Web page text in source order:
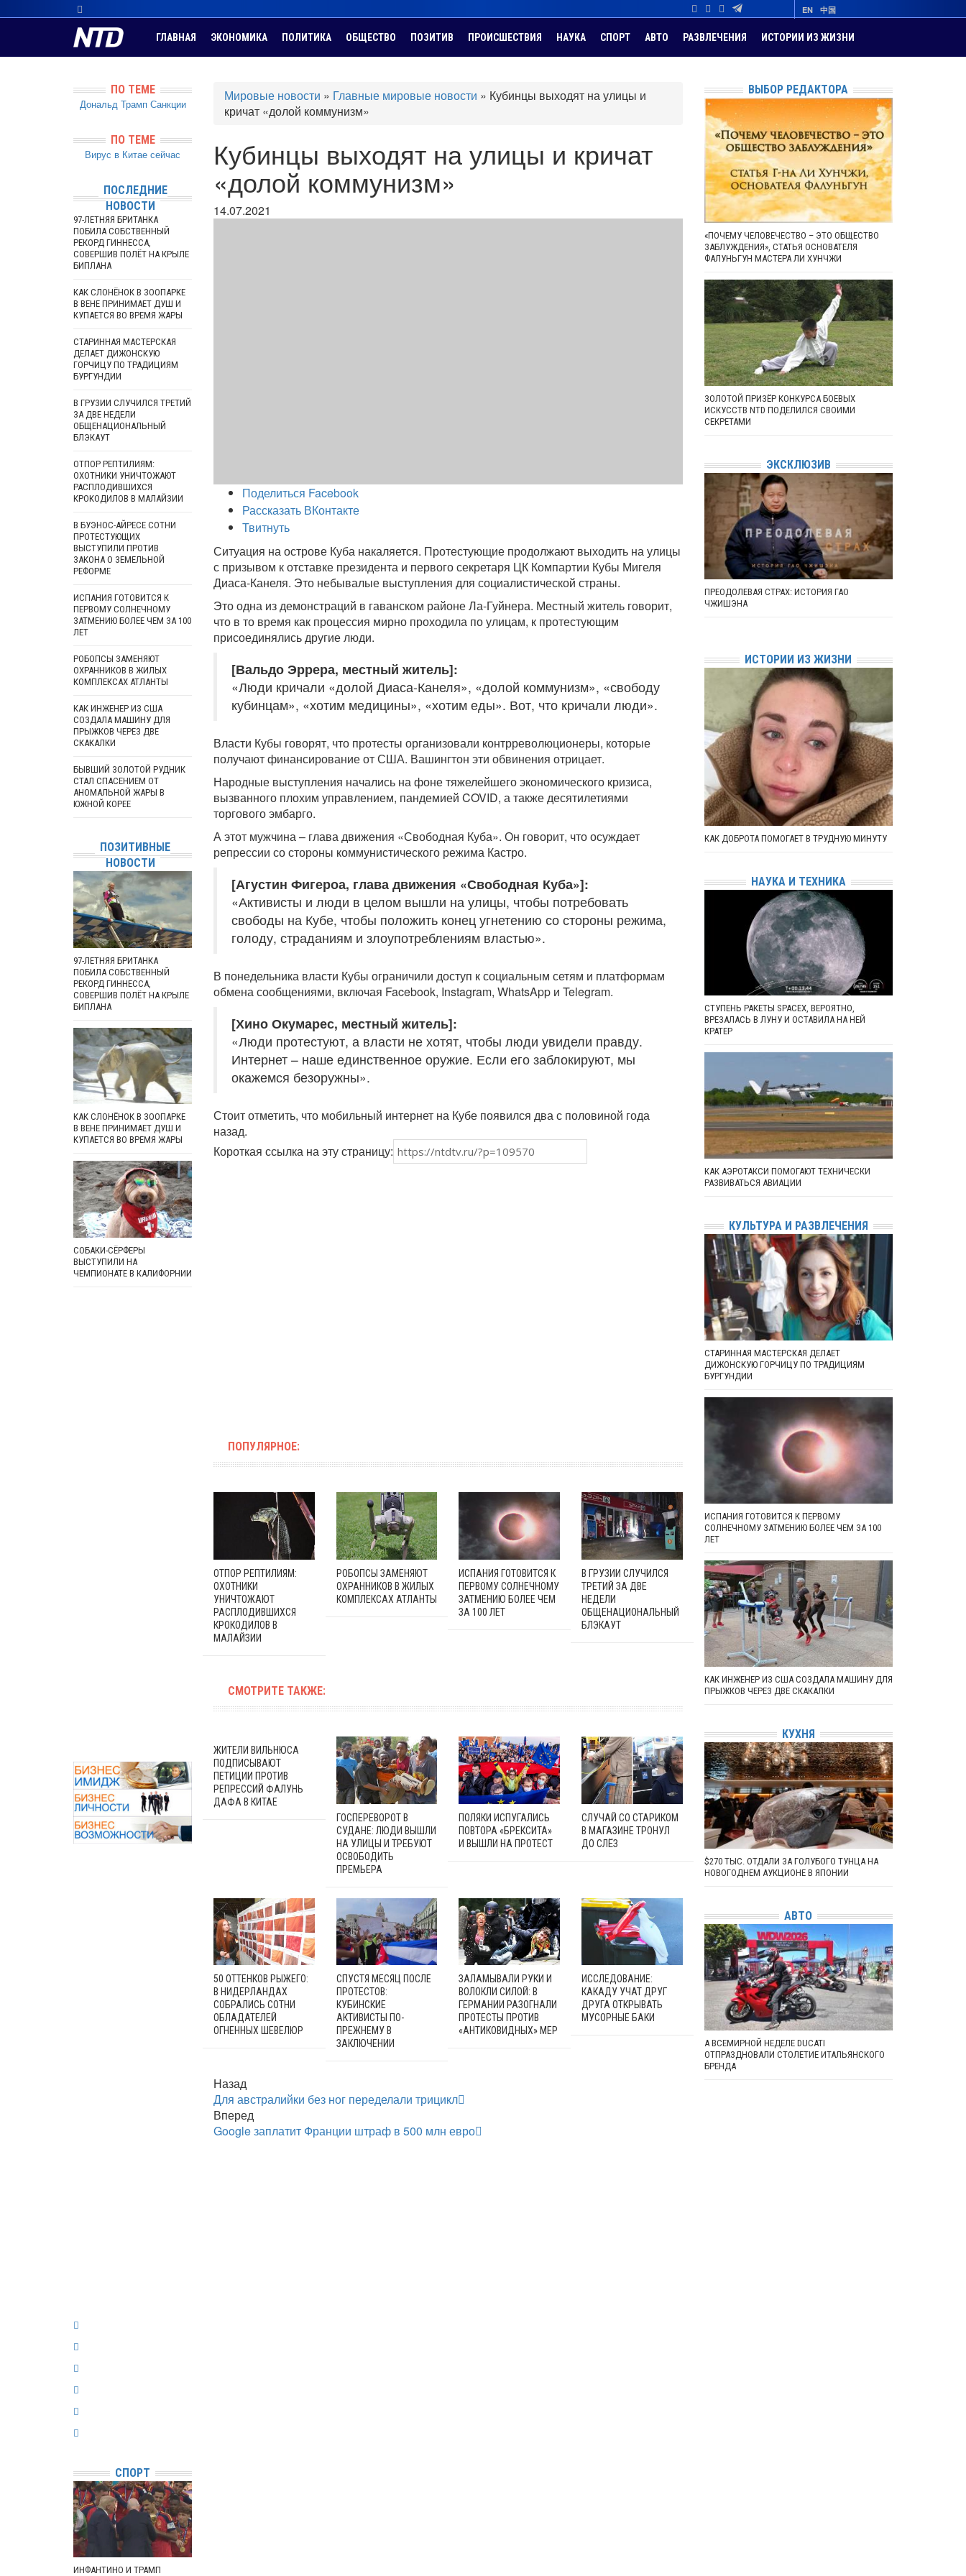
EN 中国
ГЛАВНАЯ ЭКОНОМИКА ПОЛИТИКА ОБЩЕСТВО ПОЗИТИВ ПРОИСШЕСТВИЯ НАУКА СПОРТ АВТО РАЗВЛЕЧЕНИЯ ИСТОРИИ ИЗ ЖИЗНИ
Мировые новости » Главные мировые новости » Кубинцы выходят на улицы и
кричат «долой коммунизм»
Кубинцы выходят на улицы и кричат
«долой коммунизм»
14.07.2021
Поделиться Facebook
Рассказать ВКонтакте
Твитнуть
Ситуация на острове Куба накаляется. Протестующие продолжают выходить на улицы
с призывом к отставке президента и первого секретаря ЦК Компартии Кубы Мигеля
Диаса-Канеля. Это небывалые выступления для социалистической страны.
Это одна из демонстраций в гаванском районе Ла-Гуйнера. Местный житель говорит,
что в то время как процессия мирно проходила по улицам, к протестующим
присоединялись другие люди.
[Вальдо Эррера, местный житель]:
«Люди кричали «долой Диаса-Канеля», «долой коммунизм», «свободу
кубинцам», «хотим медицины», «хотим еды». Вот, что кричали люди».
Власти Кубы говорят, что протесты организовали контрреволюционеры, которые
получают финансирование от США. Вашингтон эти обвинения отрицает.
Народные выступления начались на фоне тяжелейшего экономического кризиса,
вызванного плохим управлением, пандемией COVID, а также десятилетиями
торгового эмбарго.
А этот мужчина – глава движения «Свободная Куба». Он говорит, что осуждает
репрессии со стороны коммунистического режима Кастро.
[Агустин Фигероа, глава движения «Свободная Куба»]:
«Активисты и люди в целом вышли на улицы, чтобы потребовать
свободы на Кубе, чтобы положить конец угнетению со стороны режима,
голоду, страданиям и злоупотреблениям властью».
В понедельника власти Кубы ограничили доступ к социальным сетям и платформам
обмена сообщениями, включая Facebook, Instagram, WhatsApp и Telegram.
[Хино Окумарес, местный житель]:
«Люди протестуют, а власти не хотят, чтобы люди увидели правду.
Интернет – наше единственное оружие. Если его заблокируют, мы
окажемся безоружны».
Стоит отметить, что мобильный интернет на Кубе появился два с половиной года
назад.
Короткая ссылка на эту страницу:
ПОПУЛЯРНОЕ:
ОТПОР РЕПТИЛИЯМ:
ОХОТНИКИ
УНИЧТОЖАЮТ
РАСПЛОДИВШИХСЯ
КРОКОДИЛОВ В
МАЛАЙЗИИ
РОБОПСЫ ЗАМЕНЯЮТ
ОХРАННИКОВ В ЖИЛЫХ
КОМПЛЕКСАХ АТЛАНТЫ
ИСПАНИЯ ГОТОВИТСЯ К
ПЕРВОМУ СОЛНЕЧНОМУ
ЗАТМЕНИЮ БОЛЕЕ ЧЕМ
ЗА 100 ЛЕТ
В ГРУЗИИ СЛУЧИЛСЯ
ТРЕТИЙ ЗА ДВЕ
НЕДЕЛИ
ОБЩЕНАЦИОНАЛЬНЫЙ
БЛЭКАУТ
СМОТРИТЕ ТАКЖЕ:
ЖИТЕЛИ ВИЛЬНЮСА
ПОДПИСЫВАЮТ
ПЕТИЦИИ ПРОТИВ
РЕПРЕССИЙ ФАЛУНЬ
ДАФА В КИТАЕ
ГОСПЕРЕВОРОТ В
СУДАНЕ: ЛЮДИ ВЫШЛИ
НА УЛИЦЫ И ТРЕБУЮТ
ОСВОБОДИТЬ
ПРЕМЬЕРА
ПОЛЯКИ ИСПУГАЛИСЬ
ПОВТОРА «БРЕКСИТА»
И ВЫШЛИ НА ПРОТЕСТ
СЛУЧАЙ СО СТАРИКОМ
В МАГАЗИНЕ ТРОНУЛ
ДО СЛЁЗ
50 ОТТЕНКОВ РЫЖЕГО:
В НИДЕРЛАНДАХ
СОБРАЛИСЬ СОТНИ
ОБЛАДАТЕЛЕЙ
ОГНЕННЫХ ШЕВЕЛЮР
СПУСТЯ МЕСЯЦ ПОСЛЕ
ПРОТЕСТОВ:
КУБИНСКИЕ
АКТИВИСТЫ ПО-
ПРЕЖНЕМУ В
ЗАКЛЮЧЕНИИ
ЗАЛАМЫВАЛИ РУКИ И
ВОЛОКЛИ СИЛОЙ: В
ГЕРМАНИИ РАЗОГНАЛИ
ПРОТЕСТЫ ПРОТИВ
«АНТИКОВИДНЫХ» МЕР
ИССЛЕДОВАНИЕ:
КАКАДУ УЧАТ ДРУГ
ДРУГА ОТКРЫВАТЬ
МУСОРНЫЕ БАКИ
Назад
Для австралийки без ног переделали трицикл
Вперед
Google заплатит Франции штраф в 500 млн евро
ПО ТЕМЕ
Дональд Трамп Санкции
ПО ТЕМЕ
Вирус в Китае сейчас
ПОСЛЕДНИЕ
НОВОСТИ
97-ЛЕТНЯЯ БРИТАНКА
ПОБИЛА СОБСТВЕННЫЙ
РЕКОРД ГИННЕССА,
СОВЕРШИВ ПОЛЁТ НА КРЫЛЕ
БИПЛАНА
КАК СЛОНЁНОК В ЗООПАРКЕ
В ВЕНЕ ПРИНИМАЕТ ДУШ И
КУПАЕТСЯ ВО ВРЕМЯ ЖАРЫ
СТАРИННАЯ МАСТЕРСКАЯ
ДЕЛАЕТ ДИЖОНСКУЮ
ГОРЧИЦУ ПО ТРАДИЦИЯМ
БУРГУНДИИ
В ГРУЗИИ СЛУЧИЛСЯ ТРЕТИЙ
ЗА ДВЕ НЕДЕЛИ
ОБЩЕНАЦИОНАЛЬНЫЙ
БЛЭКАУТ
ОТПОР РЕПТИЛИЯМ:
ОХОТНИКИ УНИЧТОЖАЮТ
РАСПЛОДИВШИХСЯ
КРОКОДИЛОВ В МАЛАЙЗИИ
В БУЭНОС-АЙРЕСЕ СОТНИ
ПРОТЕСТУЮЩИХ
ВЫСТУПИЛИ ПРОТИВ
ЗАКОНА О ЗЕМЕЛЬНОЙ
РЕФОРМЕ
ИСПАНИЯ ГОТОВИТСЯ К
ПЕРВОМУ СОЛНЕЧНОМУ
ЗАТМЕНИЮ БОЛЕЕ ЧЕМ ЗА 100
ЛЕТ
РОБОПСЫ ЗАМЕНЯЮТ
ОХРАННИКОВ В ЖИЛЫХ
КОМПЛЕКСАХ АТЛАНТЫ
КАК ИНЖЕНЕР ИЗ США
СОЗДАЛА МАШИНУ ДЛЯ
ПРЫЖКОВ ЧЕРЕЗ ДВЕ
СКАКАЛКИ
БЫВШИЙ ЗОЛОТОЙ РУДНИК
СТАЛ СПАСЕНИЕМ ОТ
АНОМАЛЬНОЙ ЖАРЫ В
ЮЖНОЙ КОРЕЕ
ПОЗИТИВНЫЕ
НОВОСТИ
97-ЛЕТНЯЯ БРИТАНКА
ПОБИЛА СОБСТВЕННЫЙ
РЕКОРД ГИННЕССА,
СОВЕРШИВ ПОЛЁТ НА КРЫЛЕ
БИПЛАНА
КАК СЛОНЁНОК В ЗООПАРКЕ
В ВЕНЕ ПРИНИМАЕТ ДУШ И
КУПАЕТСЯ ВО ВРЕМЯ ЖАРЫ
СОБАКИ-СЁРФЕРЫ
ВЫСТУПИЛИ НА
ЧЕМПИОНАТЕ В КАЛИФОРНИИ
СПОРТ
ИНФАНТИНО И ТРАМП
ВЫБОР РЕДАКТОРА
«ПОЧЕМУ ЧЕЛОВЕЧЕСТВО – ЭТО ОБЩЕСТВО
ЗАБЛУЖДЕНИЯ», СТАТЬЯ ОСНОВАТЕЛЯ
ФАЛУНЬГУН МАСТЕРА ЛИ ХУНЧЖИ
ЗОЛОТОЙ ПРИЗЁР КОНКУРСА БОЕВЫХ
ИСКУССТВ NTD ПОДЕЛИЛСЯ СВОИМИ
СЕКРЕТАМИ
ЭКСКЛЮЗИВ
ПРЕОДОЛЕВАЯ СТРАХ: ИСТОРИЯ ГАО
ЧЖИШЭНА
ИСТОРИИ ИЗ ЖИЗНИ
КАК ДОБРОТА ПОМОГАЕТ В ТРУДНУЮ МИНУТУ
НАУКА И ТЕХНИКА
СТУПЕНЬ РАКЕТЫ SPACEX, ВЕРОЯТНО,
ВРЕЗАЛАСЬ В ЛУНУ И ОСТАВИЛА НА НЕЙ
КРАТЕР
КАК АЭРОТАКСИ ПОМОГАЮТ ТЕХНИЧЕСКИ
РАЗВИВАТЬСЯ АВИАЦИИ
КУЛЬТУРА И РАЗВЛЕЧЕНИЯ
СТАРИННАЯ МАСТЕРСКАЯ ДЕЛАЕТ
ДИЖОНСКУЮ ГОРЧИЦУ ПО ТРАДИЦИЯМ
БУРГУНДИИ
ИСПАНИЯ ГОТОВИТСЯ К ПЕРВОМУ
СОЛНЕЧНОМУ ЗАТМЕНИЮ БОЛЕЕ ЧЕМ ЗА 100
ЛЕТ
КАК ИНЖЕНЕР ИЗ США СОЗДАЛА МАШИНУ ДЛЯ
ПРЫЖКОВ ЧЕРЕЗ ДВЕ СКАКАЛКИ
КУХНЯ
$270 ТЫС. ОТДАЛИ ЗА ГОЛУБОГО ТУНЦА НА
НОВОГОДНЕМ АУКЦИОНЕ В ЯПОНИИ
АВТО
А ВСЕМИРНОЙ НЕДЕЛЕ DUCATI
ОТПРАЗДНОВАЛИ СТОЛЕТИЕ ИТАЛЬЯНСКОГО
БРЕНДА